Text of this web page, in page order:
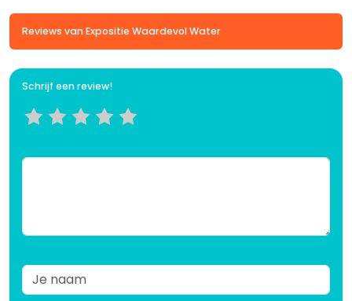
Reviews van Expositie Waardevol Water
Schrijf een review!